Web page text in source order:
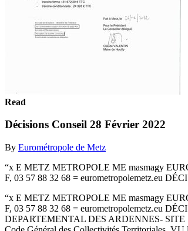
Read
Décisions Conseil 28 Février 2022
By Eurométropole de Metz
“x Е METZ METROPOLE ME masmagy
F, 03 57 88 32 68 = eurometropolemetz.eu
“x Е METZ METROPOLE ME masmagy
F, 03 57 88 32 68 = eurometropolemetz.eu
DEPARTEMENTAL DES ARDENNES- SITE :